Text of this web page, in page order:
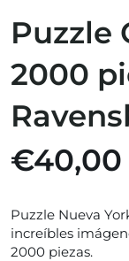
Puzzle
2000
€40,00
Puzzle Nueva
increíbles
2000 piezas.